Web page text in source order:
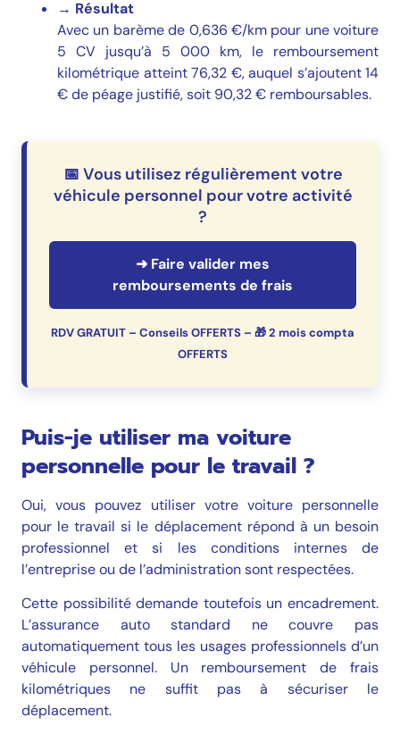
→ Résultat
Avec un barème de 0,636 €/km pour une voiture
5 CV jusqu’à 5 000 km, le remboursement
kilométrique atteint 76,32 €, auquel s’ajoutent 14
€ de péage justifié, soit 90,32 € remboursables.
📅 Vous utilisez régulièrement votre
véhicule personnel pour votre activité
?
➜ Faire valider mes
remboursements de frais
RDV GRATUIT – Conseils OFFERTS – 🎁 2 mois compta
OFFERTS
Puis-je utiliser ma voiture
personnelle pour le travail ?
Oui, vous pouvez utiliser votre voiture personnelle
pour le travail si le déplacement répond à un besoin
professionnel et si les conditions internes de
l’entreprise ou de l’administration sont respectées.
Cette possibilité demande toutefois un encadrement.
L’assurance auto standard ne couvre pas
automatiquement tous les usages professionnels d’un
véhicule personnel. Un remboursement de frais
kilométriques ne suffit pas à sécuriser le
déplacement.